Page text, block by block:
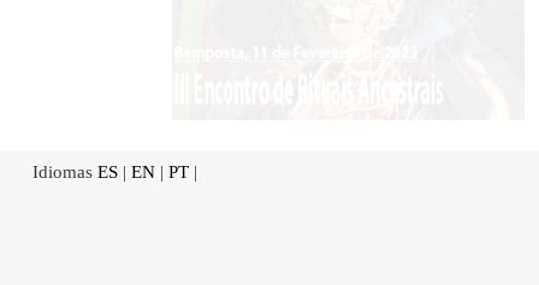
Idiomas ES | EN | PT |